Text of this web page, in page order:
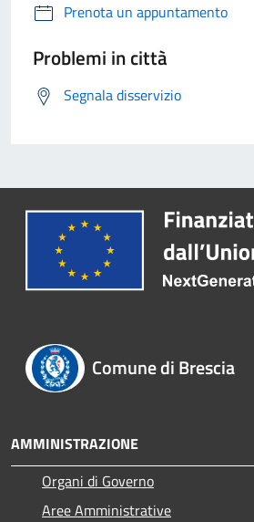
Prenota un appuntamento
Problemi in città
Segnala disservizio
Comune di Brescia
AMMINISTRAZIONE
Organi di Governo
Aree Amministrative